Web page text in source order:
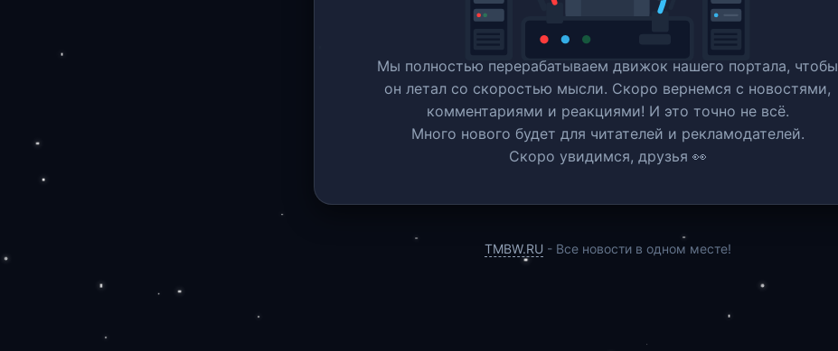
Мы полностью перерабатываем движок нашего портала, чтобы
он летал со скоростью мысли. Скоро вернемся c новостями,
комментариями и реакциями! И это точно не всё.
Много нового будет для читателей и рекламодателей.
Скоро увидимся, друзья 👀
TMBW.RU - Все новости в одном месте!